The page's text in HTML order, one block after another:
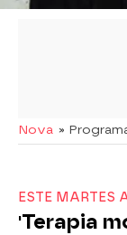
Nova »
ESTE MARTES
'Terapia